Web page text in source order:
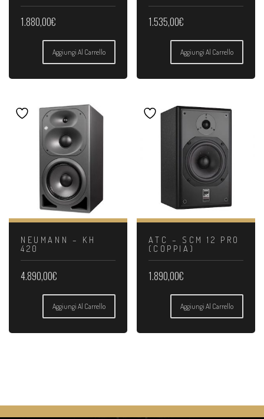
1.880,00€
Aggiungi Al Carrello
1.535,00€
Aggiungi Al Carrello
NEUMANN – KH
420
4.890,00€
Aggiungi Al Carrello
ATC – SCM 12 PRO
(COPPIA)
1.890,00€
Aggiungi Al Carrello